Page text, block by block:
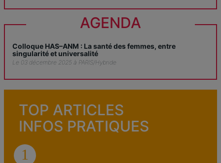
AGENDA
Colloque HAS–ANM : La santé des femmes, entre
singularité et universalité
Le 03 décembre 2025 à PARIS/Hybride
TOP ARTICLES
INFOS PRATIQUES
1